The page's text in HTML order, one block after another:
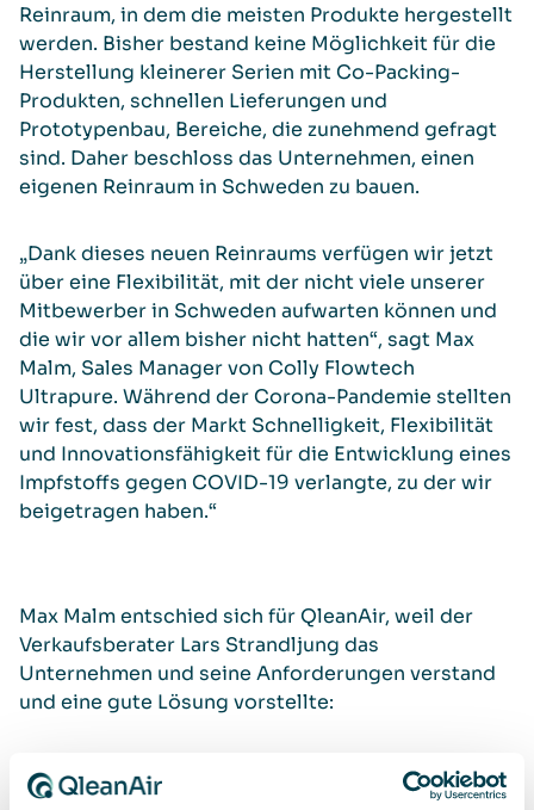
Reinraum, in dem die meisten Produkte hergestellt
werden. Bisher bestand keine Möglichkeit für die
Herstellung kleinerer Serien mit Co-Packing-
Produkten, schnellen Lieferungen und
Prototypenbau, Bereiche, die zunehmend gefragt
sind. Daher beschloss das Unternehmen, einen
eigenen Reinraum in Schweden zu bauen.
„Dank dieses neuen Reinraums verfügen wir jetzt
über eine Flexibilität, mit der nicht viele unserer
Mitbewerber in Schweden aufwarten können und
die wir vor allem bisher nicht hatten“, sagt Max
Malm, Sales Manager von Colly Flowtech
Ultrapure. Während der Corona-Pandemie stellten
wir fest, dass der Markt Schnelligkeit, Flexibilität
und Innovationsfähigkeit für die Entwicklung eines
Impfstoffs gegen COVID-19 verlangte, zu der wir
beigetragen haben.“
Max Malm entschied sich für QleanAir, weil der
Verkaufsberater Lars Strandljung das
Unternehmen und seine Anforderungen verstand
und eine gute Lösung vorstellte:
„Da die Lösung von QleanAir modular aufgebaut
ist, können wir unseren Reinraum bei Bedarf